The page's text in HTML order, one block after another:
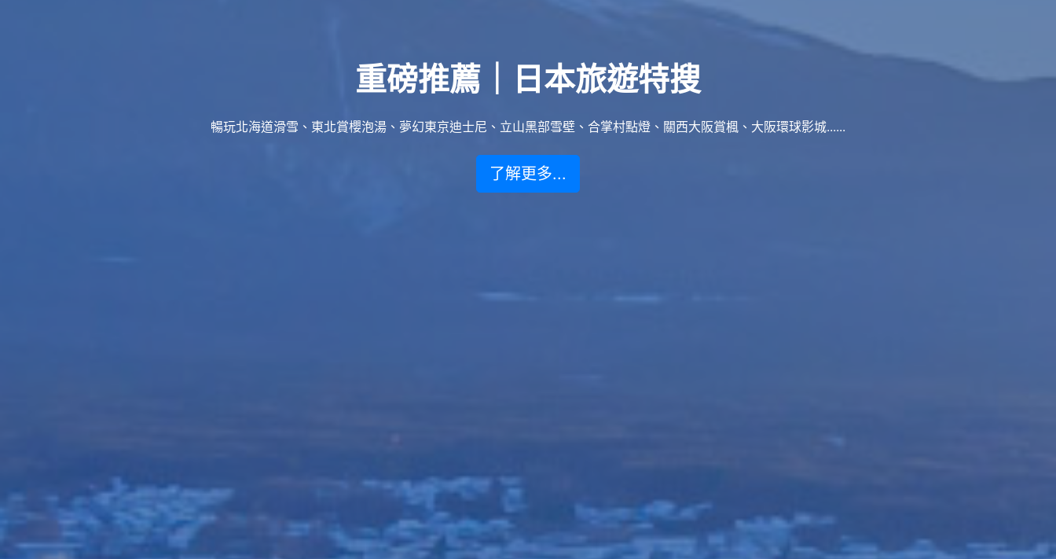
重磅推薦｜日本旅遊特搜
暢玩北海道滑雪、東北賞櫻泡湯、夢幻東京迪士尼、立山黑部雪壁、合掌村點燈、關西大阪賞楓、大阪環球影城......
了解更多...